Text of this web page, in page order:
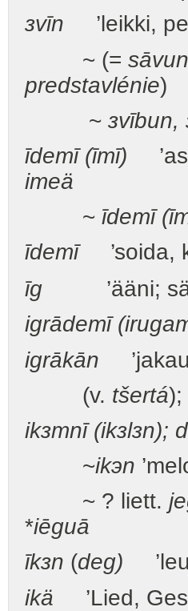
зvīn ’leikki,
~ (=
predstavlénie)
~ зvībun,
īdemī (īmī)
imeä
~ īdemī
īdemī’soida,
īg ’ääni;
igrādemī
igrākān
(v. tšertá);
ikзmnī (ikзlзn);
~ikэn
~ ? liett.
*iēguā
īkзn (deg)
ikä ’Lied,